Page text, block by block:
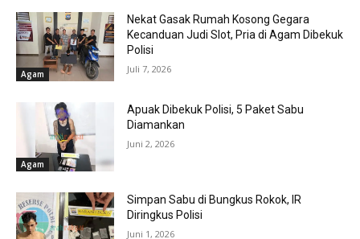
Agam
Nekat Gasak Rumah Kosong Gegara
Kecanduan Judi Slot, Pria di Agam Dibekuk
Polisi
Juli 7, 2026
Agam
Apuak Dibekuk Polisi, 5 Paket Sabu
Diamankan
Juni 2, 2026
Simpan Sabu di Bungkus Rokok, IR
Diringkus Polisi
Juni 1, 2026